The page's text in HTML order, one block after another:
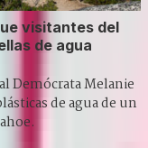
visitantes del
de agua
Demócrata Melanie
de agua de un